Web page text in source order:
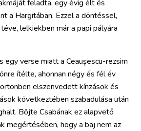
feladta, egy évig élt és
a Hargitában. Ezzel a döntéssel,
lelkiekben már a papi pályára
egy verse miatt a Ceaușescu-rezsim
ítélte, ahonnan négy és fél év
elszenvedett kínzások és
következtében szabadulása után
Böjte Csabának ez alapvető
megértésében, hogy a baj nem az